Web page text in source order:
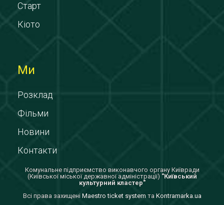
Старт
Кіото
Ми
Розклад
Фільми
Новини
Контакти
Комунальне підприємство виконавчого органу Київради
(Київської міської державної адміністрації) "Київський
культурний кластер"
Всi права захищенi Maestro ticket system та Kontramarka.ua